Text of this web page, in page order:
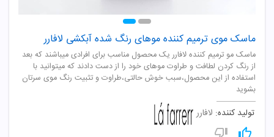
ماسک موی ترمیم کننده موهای رنگ شده آبکشی لافارر
ماسک مو ترمیم کننده لافارر یک محصول مناسب برای افرادی میباشند که بعد
از رنگ کردن لطافت و طراوت موهای خود را از دست دادند که میتوانید با
استفاده از این محصول،سبب خوش حالتی،طراوت و تثبیت رنگ موی سرتان
بشوید
تولید کننده: لافارر